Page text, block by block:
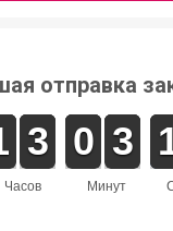
отправка
часов
2
2
3
3
минут
9
9
0
0 2
2
3
3